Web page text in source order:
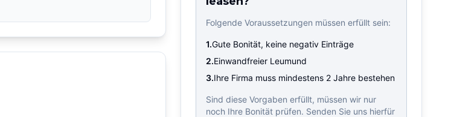
Folgende Voraussetzungen müssen erfüllt sein:
1.Gute Bonität, keine negativ Einträge
2.Einwandfreier Leumund
3.Ihre Firma muss mindestens 2 Jahre bestehen
Sind diese Vorgaben erfüllt, müssen wir nur
noch Ihre Bonität prüfen. Senden Sie uns hierfür